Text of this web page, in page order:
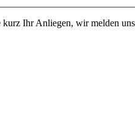
Ihr Anliegen, wir melden